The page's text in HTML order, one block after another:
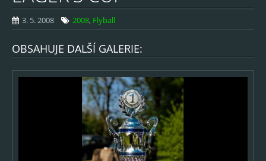
Flyball
Další psí sporty
Jiná zvěřena
3. 5. 2008 2008, Flyball
OBSAHUJE DALŠÍ GALERIE: